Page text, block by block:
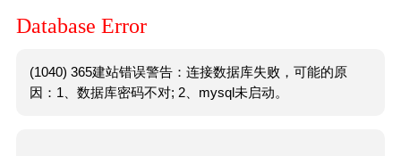
Database Error
(1040) 365建站错误警告：连接数据库失败，可能的原
因：1、数据库密码不对; 2、mysql未启动。